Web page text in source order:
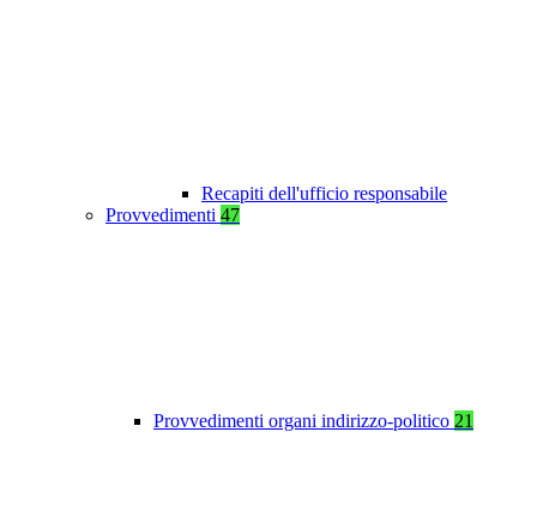
Recapiti dell'ufficio responsabile
Provvedimenti 47
Provvedimenti organi indirizzo-politico 21